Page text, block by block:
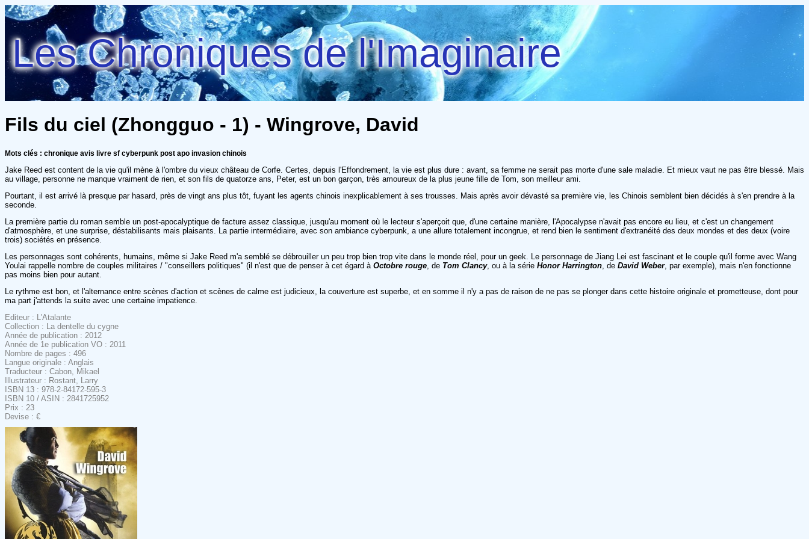
Les Chroniques de l'Imaginaire
Fils du ciel (Zhongguo - 1) - Wingrove, David
Mots clés : chronique avis livre sf cyberpunk post apo invasion chinois
Jake Reed est content de la vie qu'il mène à l'ombre du vieux château de Corfe. Certes, depuis l'Effondrement, la vie est plus dure : avant, sa femme ne serait pas morte d'une sale maladie. Et mieux vaut ne pas être blessé. Mais
au village, personne ne manque vraiment de rien, et son fils de quatorze ans, Peter, est un bon garçon, très amoureux de la plus jeune fille de Tom, son meilleur ami.
Pourtant, il est arrivé là presque par hasard, près de vingt ans plus tôt, fuyant les agents chinois inexplicablement à ses trousses. Mais après avoir dévasté sa première vie, les Chinois semblent bien décidés à s'en prendre à la
seconde.
La première partie du roman semble un post-apocalyptique de facture assez classique, jusqu'au moment où le lecteur s'aperçoit que, d'une certaine manière, l'Apocalypse n'avait pas encore eu lieu, et c'est un changement
d'atmosphère, et une surprise, déstabilisants mais plaisants. La partie intermédiaire, avec son ambiance cyberpunk, a une allure totalement incongrue, et rend bien le sentiment d'extranéité des deux mondes et des deux (voire
trois) sociétés en présence.
Les personnages sont cohérents, humains, même si Jake Reed m'a semblé se débrouiller un peu trop bien trop vite dans le monde réel, pour un geek. Le personnage de Jiang Lei est fascinant et le couple qu'il forme avec Wang
Youlai rappelle nombre de couples militaires / "conseillers politiques" (il n'est que de penser à cet égard à Octobre rouge , de Tom Clancy, ou à la série Honor Harrington , de David Weber, par exemple), mais n'en fonctionne
pas moins bien pour autant.
Le rythme est bon, et l'alternance entre scènes d'action et scènes de calme est judicieux, la couverture est superbe, et en somme il n'y a pas de raison de ne pas se plonger dans cette histoire originale et prometteuse, dont pour
ma part j'attends la suite avec une certaine impatience.
Editeur : L'Atalante
Collection : La dentelle du cygne
Année de publication : 2012
Année de 1e publication VO : 2011
Nombre de pages : 496
Langue originale : Anglais
Traducteur : Cabon, Mikael
Illustrateur : Rostant, Larry
ISBN 13 : 978-2-84172-595-3
ISBN 10 / ASIN : 2841725952
Prix : 23
Devise : €